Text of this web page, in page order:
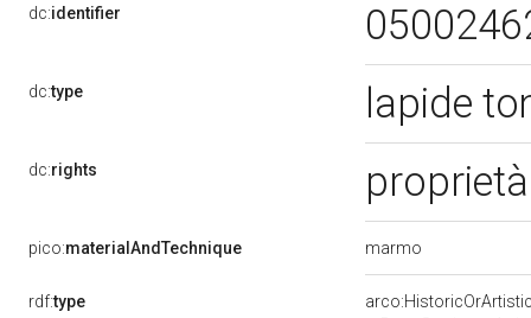
dc:identifier
dc:type lapide
dc:rights
pico:materialAndTechnique marmo
rdf:type